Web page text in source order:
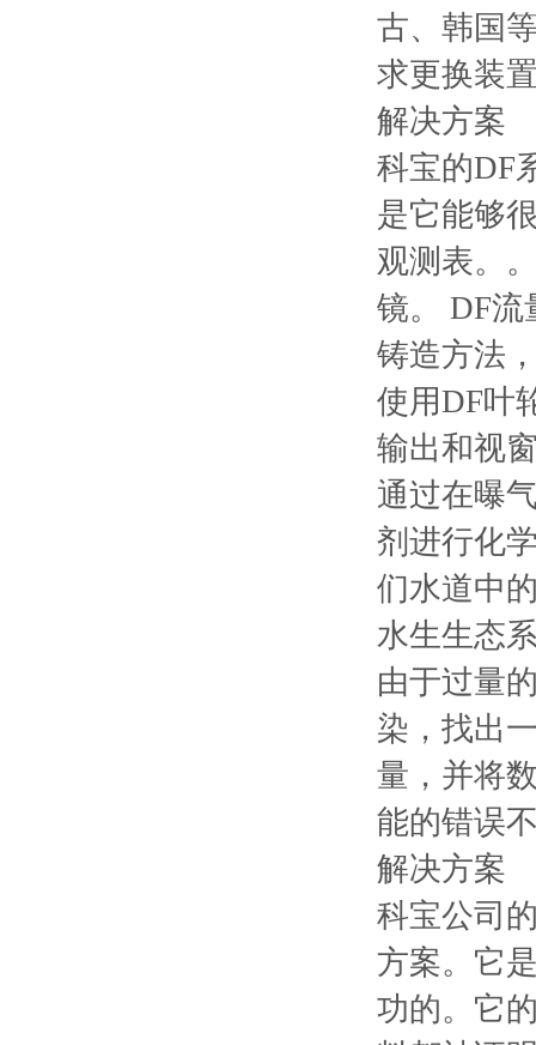
古、韩国
求更换装
解决方案
科宝的DF
是它能够
观测表。
镜。 DF流
铸造方法
使用DF叶
输出和视
通过在曝
剂进行化
们水道中
水生生态
由于过量
染，找出
量，并将
能的错误
解决方案
科宝公司
方案。它
功的。它